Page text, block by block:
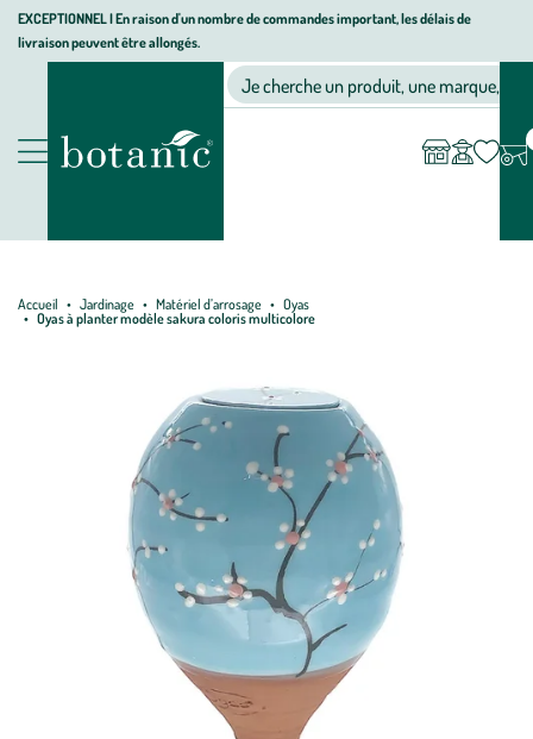
Aller
Aller
au
Aller
au
page
EXCEPTIONNEL I En raison d'un nombre de commandes important, les délais de
livraison peuvent être allongés.
Nos produits
Jardinerie écologique, animalerie, décoration, alimentation bio
Je cherche un produit, une marque, un
compte
Accueil Jardinage Matériel d’arrosage
Oyas
Oyas à planter modèle sakura coloris multicolore